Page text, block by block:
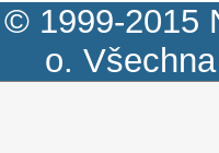
© 1999-2015
o.